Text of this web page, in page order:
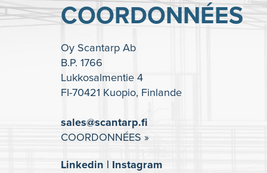
COORDONNÉES
Oy Scantarp Ab
B.P. 1766
Lukkosalmentie 4
FI-70421 Kuopio, Finlande
sales@scantarp.fi
COORDONNÉES »
Linkedin | Instagram